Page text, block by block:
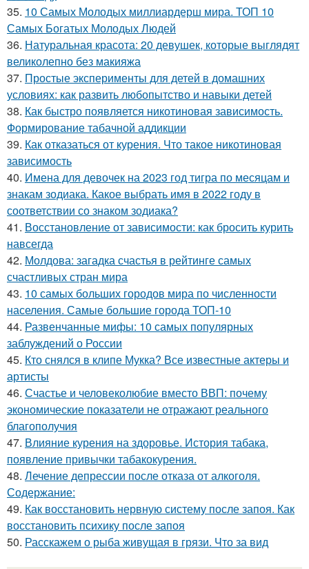
35. 10 Самых Молодых миллиардерш мира. ТОП 10
Самых Богатых Молодых Людей
36. Натуральная красота: 20 девушек, которые выглядят
великолепно без макияжа
37. Простые эксперименты для детей в домашних
условиях: как развить любопытство и навыки детей
38. Как быстро появляется никотиновая зависимость.
Формирование табачной аддикции
39. Как отказаться от курения. Что такое никотиновая
зависимость
40. Имена для девочек на 2023 год тигра по месяцам и
знакам зодиака. Какое выбрать имя в 2022 году в
соответствии со знаком зодиака?
41. Восстановление от зависимости: как бросить курить
навсегда
42. Молдова: загадка счастья в рейтинге самых
счастливых стран мира
43. 10 самых больших городов мира по численности
населения. Самые большие города ТОП-10
44. Развенчанные мифы: 10 самых популярных
заблуждений о России
45. Кто снялся в клипе Мукка? Все известные актеры и
артисты
46. Счастье и человеколюбие вместо ВВП: почему
экономические показатели не отражают реального
благополучия
47. Влияние курения на здоровье. История табака,
появление привычки табакокурения.
48. Лечение депрессии после отказа от алкоголя.
Содержание:
49. Как восстановить нервную систему после запоя. Как
восстановить психику после запоя
50. Расскажем о рыба живущая в грязи. Что за вид